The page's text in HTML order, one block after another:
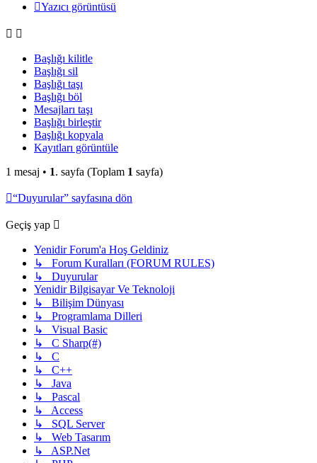
Yazıcı görüntüsü
Hızlı-
araçlarıBaşlığı kilitle
Başlığı sil
Başlığı taşı
Başlığı böl
Mesajları taşı
Başlığı birleştir
Başlığı kopyala
Kayıtları görüntüle
1 mesaj • 1. sayfa (Toplam 1 sayfa)
“Duyurular” sayfasına dön
Geçiş yap
Yenidir Forum'a Hoş Geldiniz
↳ Forum Kuralları (FORUM RULES)
↳ Duyurular
Yenidir Bilgisayar Ve Teknoloji
↳ Bilişim Dünyası
↳ Programlama Dilleri
↳ Visual Basic
↳ C Sharp(#)
↳ C
↳ C++
↳ Java
↳ Pascal
↳ Access
↳ SQL Server
↳ Web Tasarım
↳ ASP.Net